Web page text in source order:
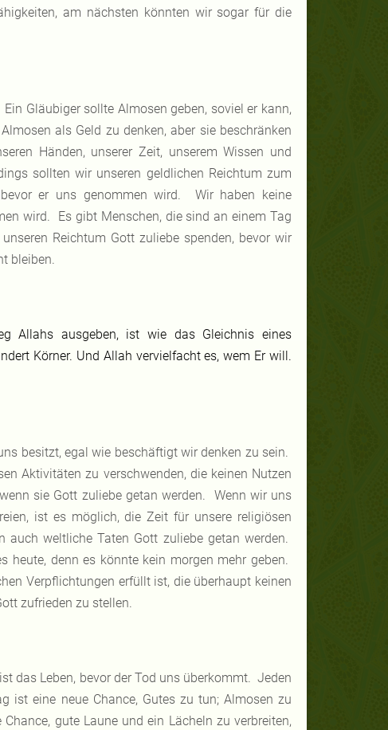
am nächsten könnten wir sogar für die
Gläubiger sollte Almosen geben, soviel er kann,
als Geld zu denken, aber sie beschränken
Händen, unserer Zeit, unserem Wissen und
sollten wir unseren geldlichen Reichtum zum
er uns genommen wird. Wir haben keine
wird. Es gibt Menschen, die sind an einem Tag
Reichtum Gott zuliebe spenden, bevor wir
bleiben.
Allahs ausgeben, ist wie das Gleichnis eines
Körner. Und Allah vervielfacht es, wem Er will.
besitzt, egal wie beschäftigt wir denken zu sein.
Aktivitäten zu verschwenden, die keinen Nutzen
sie Gott zuliebe getan werden. Wenn wir uns
ist es möglich, die Zeit für unsere religiösen
weltliche Taten Gott zuliebe getan werden.
denn es könnte kein morgen mehr geben.
Verpflichtungen erfüllt ist, die überhaupt keinen
zufrieden zu stellen.
das Leben, bevor der Tod uns überkommt. Jeden
ist eine neue Chance, Gutes zu tun; Almosen zu
gute Laune und ein Lächeln zu verbreiten,